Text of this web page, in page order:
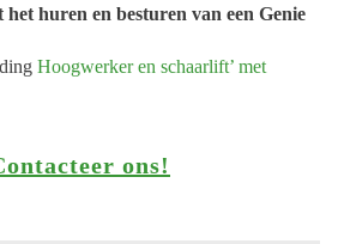
huren en besturen van een Genie
Hoogwerker en schaarlift’ met
ons!